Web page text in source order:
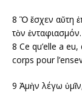
8 Ὃ ἔσχεν αὕτη
τὸν ἐνταφιασμόν.
8 Ce qu’elle a
corps pour
9 Ἀμὴν λέγω